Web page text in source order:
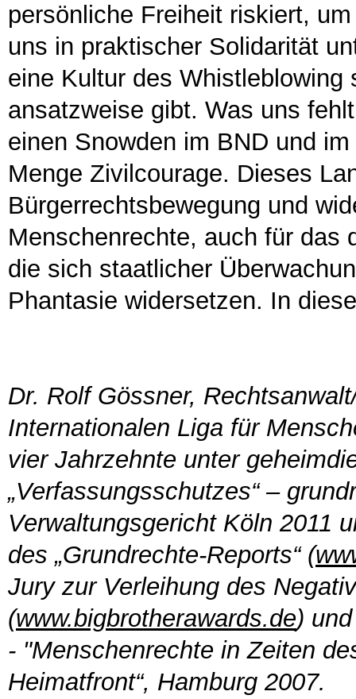
persönliche Freiheit riskiert,
uns in praktischer Solidarität
eine Kultur des
ansatzweise gibt. Was uns
einen Snowden im BND und
Menge Zivilcourage. Dieses
Bürgerrechtsbewegung und
Menschenrechte, auch für das
die sich staatlicher
Phantasie widersetzen. In
Dr. Rolf Gössner,
Internationalen Liga für
vier Jahrzehnte unter
„Verfassungsschutzes“ –
Verwaltungsgericht Köln 2011
des „Grundrechte-Reports“ (
Jury zur Verleihung des
(www.bigbrotherawards.de)
- "Menschenrechte in Zeiten
Heimatfront“, Hamburg 2007.